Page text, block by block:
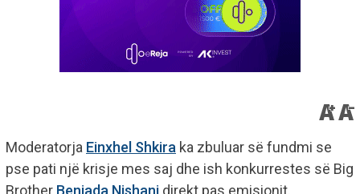
Moderatorja Einxhel Shkira ka zbuluar së fundmi se
pse pati një krisje mes saj dhe ish konkurrestes së Big